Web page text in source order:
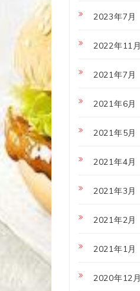
2023年7月
2022年11月
2021年7月
2021年6月
2021年5月
2021年4月
2021年3月
2021年2月
2021年1月
2020年12月